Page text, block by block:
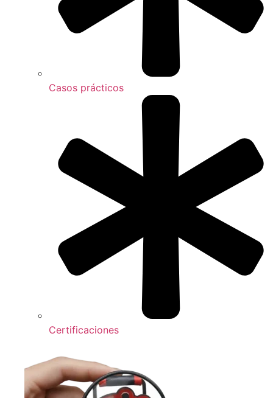
Casos prácticos
Certificaciones